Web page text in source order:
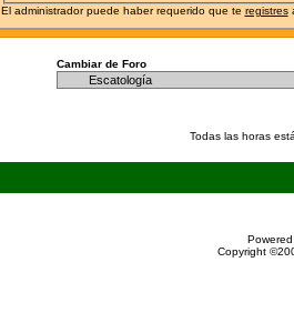
El administrador puede haber requerido que te registres
Cambiar de Foro
Todas las horas
Copyright